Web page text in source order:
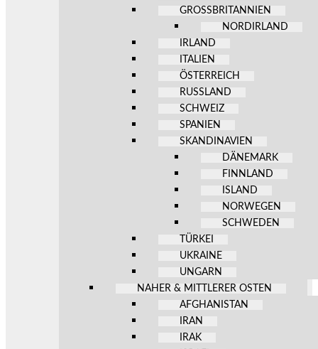
GROSSBRITANNIEN
NORDIRLAND
IRLAND
ITALIEN
ÖSTERREICH
RUSSLAND
SCHWEIZ
SPANIEN
SKANDINAVIEN
DÄNEMARK
FINNLAND
ISLAND
NORWEGEN
SCHWEDEN
TÜRKEI
UKRAINE
UNGARN
NAHER & MITTLERER OSTEN
AFGHANISTAN
IRAN
IRAK